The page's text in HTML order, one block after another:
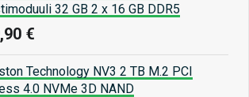
32 GB 2 x 16 GB DDR5
€
Technology NV3 2 TB M.2 PCI
4.0 NVMe 3D NAND